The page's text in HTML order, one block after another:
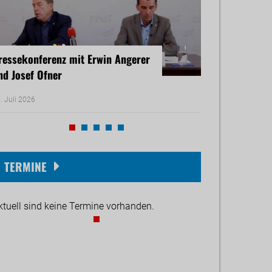
mit Erwin Angerer
Josef Ofner
Juli 2026
Michael Reiner
TERMINE
sind keine Termine vorhanden.